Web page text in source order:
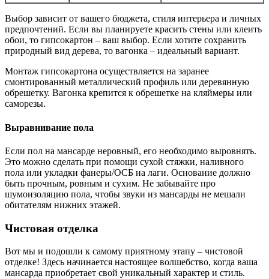
Выбор зависит от вашего бюджета, стиля интерьера и личных
предпочтений. Если вы планируете красить стены или клеить
обои, то гипсокартон – ваш выбор. Если хотите сохранить
природный вид дерева, то вагонка – идеальный вариант.
Монтаж гипсокартона осуществляется на заранее
смонтированный металлический профиль или деревянную
обрешетку. Вагонка крепится к обрешетке на кляймеры или
саморезы.
Выравнивание пола
Если пол на мансарде неровный, его необходимо выровнять.
Это можно сделать при помощи сухой стяжки, наливного
пола или укладки фанеры/ОСБ на лаги. Основание должно
быть прочным, ровным и сухим. Не забывайте про
шумоизоляцию пола, чтобы звуки из мансарды не мешали
обитателям нижних этажей.
Чистовая отделка
Вот мы и подошли к самому приятному этапу – чистовой
отделке! Здесь начинается настоящее волшебство, когда ваша
мансарда приобретает свой уникальный характер и стиль.